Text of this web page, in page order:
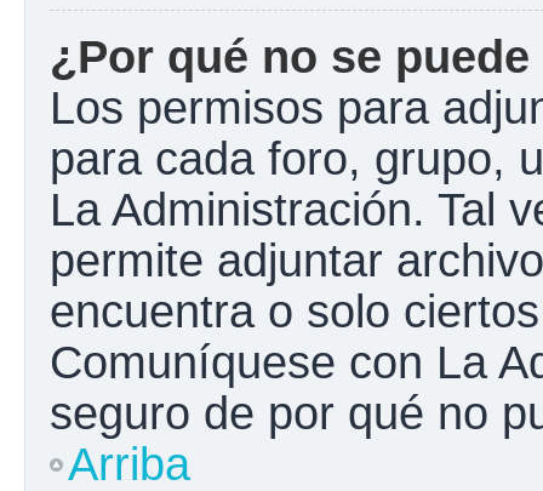
¿Por qué no se
Los permisos para
para cada foro, grupo,
La Administración. Tal
permite adjuntar
encuentra o solo
Comuníquese con La
seguro de por qué no
Arriba